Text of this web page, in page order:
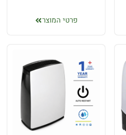
פרטי המוצר